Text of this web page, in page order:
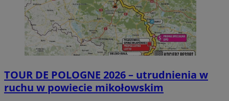
TOUR DE POLOGNE 2026 – utrudnienia w
ruchu w powiecie mikołowskim